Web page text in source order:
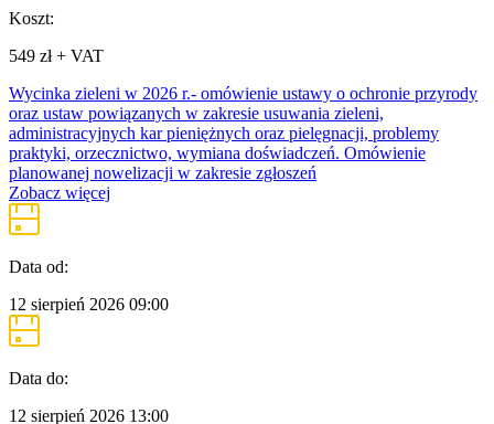
Koszt:
549 zł + VAT
Wycinka zieleni w 2026 r.- omówienie ustawy o ochronie przyrody
oraz ustaw powiązanych w zakresie usuwania zieleni,
administracyjnych kar pieniężnych oraz pielęgnacji, problemy
praktyki, orzecznictwo, wymiana doświadczeń. Omówienie
planowanej nowelizacji w zakresie zgłoszeń
Zobacz więcej
Data od:
12 sierpień 2026 09:00
Data do:
12 sierpień 2026 13:00